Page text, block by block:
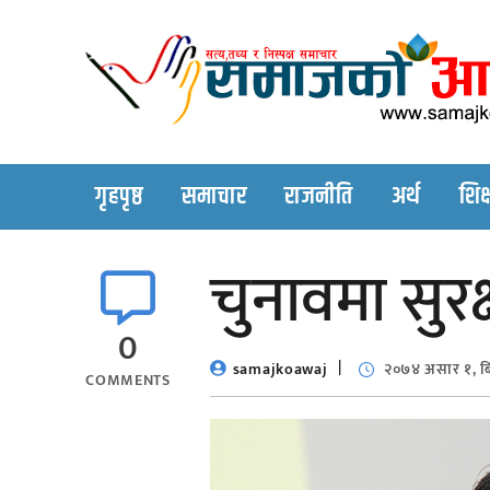
गृहपृष्ठ समाचार राजनीति अर्थ
0
COMMENTS
चुनावमा
samajkoawaj २०७४ असार १,